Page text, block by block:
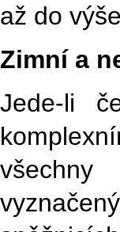
až do
Zimní a
Jede-li